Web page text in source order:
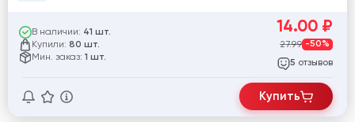
В наличии: 41 шт.
Купили: 80 шт.
Мин. заказ: 1 шт.
14.00 ₽
27.99 -50%
5 отзывов
Купить